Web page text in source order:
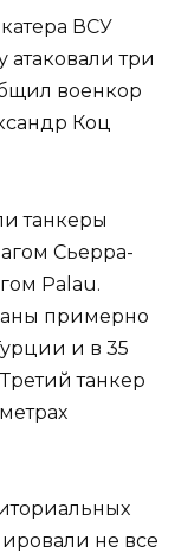
ВСУ
три
военкор
Коц
танкеры
Сьерра-
Palau.
примерно
и в 35
танкер
не все